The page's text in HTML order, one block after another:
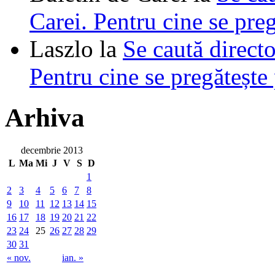
Carei. Pentru cine se
Laszlo la Se caută
Pentru cine se
Arhiva
decembrie 2013
L Ma Mi J V S D
« nov. ian. »
1
2
3 4 5 6 7
8
9
10 11 12 13 14 15
16 17 18 19 20 21 22
23 24 25 26 27 28 29
30 31